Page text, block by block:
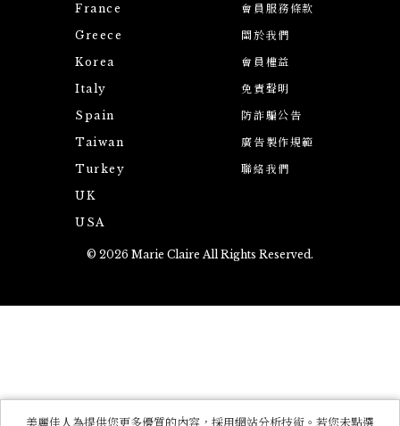
France
Greece
Korea
Italy
Spain
Taiwan
Turkey
UK
USA
© 2026 Marie Claire All Rights Reserved.
會員服務條款
關於我們
會員權益
免責聲明
防詐騙公告
廣告製作規範
聯絡我們
美麗佳人為提供您更多優質的內容，採用網站分析技術。若您未點選